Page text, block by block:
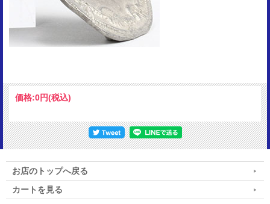
価格:0円(税込)
お店のトップへ戻る
カートを見る